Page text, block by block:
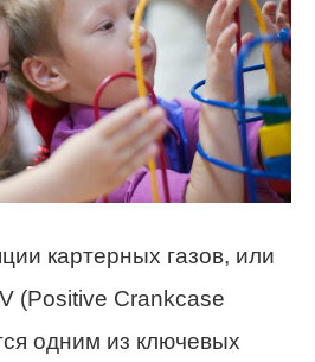
картерных газов, или
(Positive Crankcase
одним из ключевых